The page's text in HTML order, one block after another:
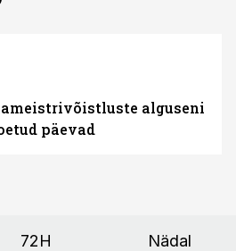
alguseni
päevad
72H Nädal